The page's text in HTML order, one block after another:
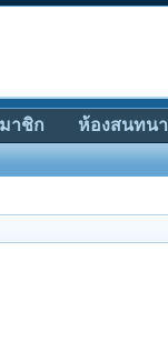
าชิก ห้องสนทนา